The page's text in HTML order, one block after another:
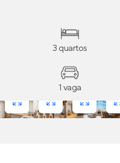
3 quartos
1 vaga